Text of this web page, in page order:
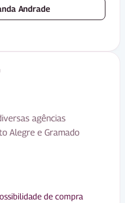
Andrade
agências
Alegre e Gramado
de compra